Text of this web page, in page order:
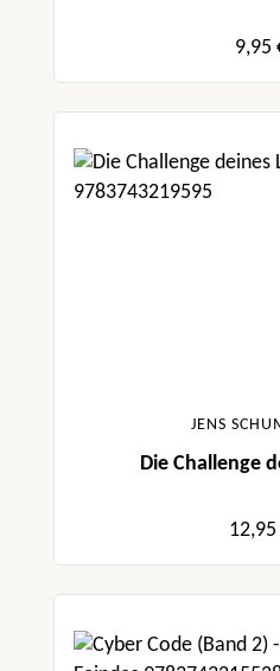
9,95
JENS
Die Challenge